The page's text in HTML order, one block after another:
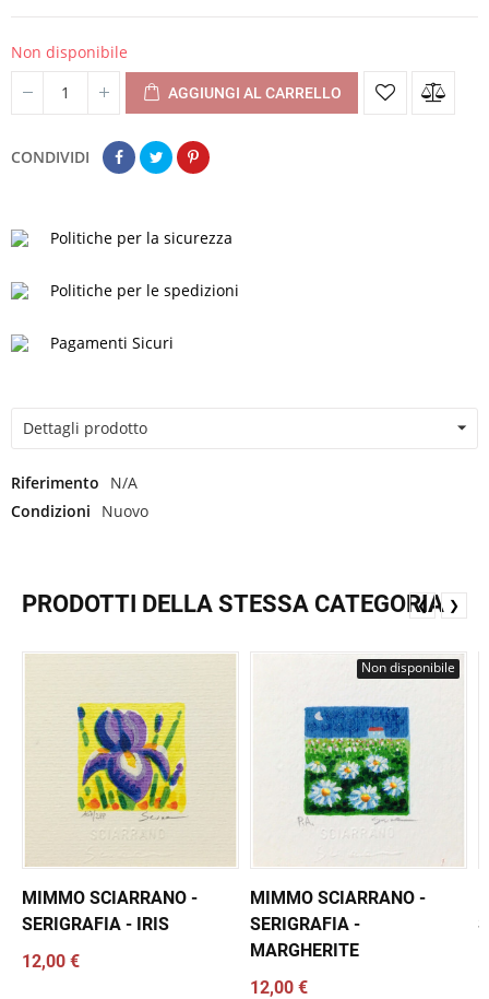
Non disponibile
AGGIUNGI AL CARRELLO
CONDIVIDI
Politiche per la sicurezza
Politiche per le spedizioni
Pagamenti Sicuri
Dettagli prodotto
Riferimento
N/A
Condizioni
Nuovo
PRODOTTI DELLA STESSA CATEGORIA
MIMMO SCIARRANO -
SERIGRAFIA - IRIS
12,00 €
Non disponibile
MIMMO SCIARRANO -
SERIGRAFIA -
MARGHERITE
12,00 €
❮ ❯